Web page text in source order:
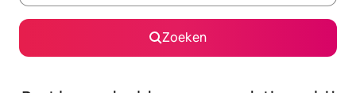
Zoeken